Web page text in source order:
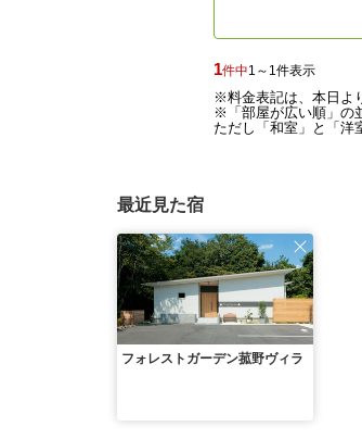
1件中1～1件表示
※料金表記は、本日よ
※「部屋が広い順」の
ただし「和室」と「洋
最近見た宿
フォレストガーデン菰野ヴィラ